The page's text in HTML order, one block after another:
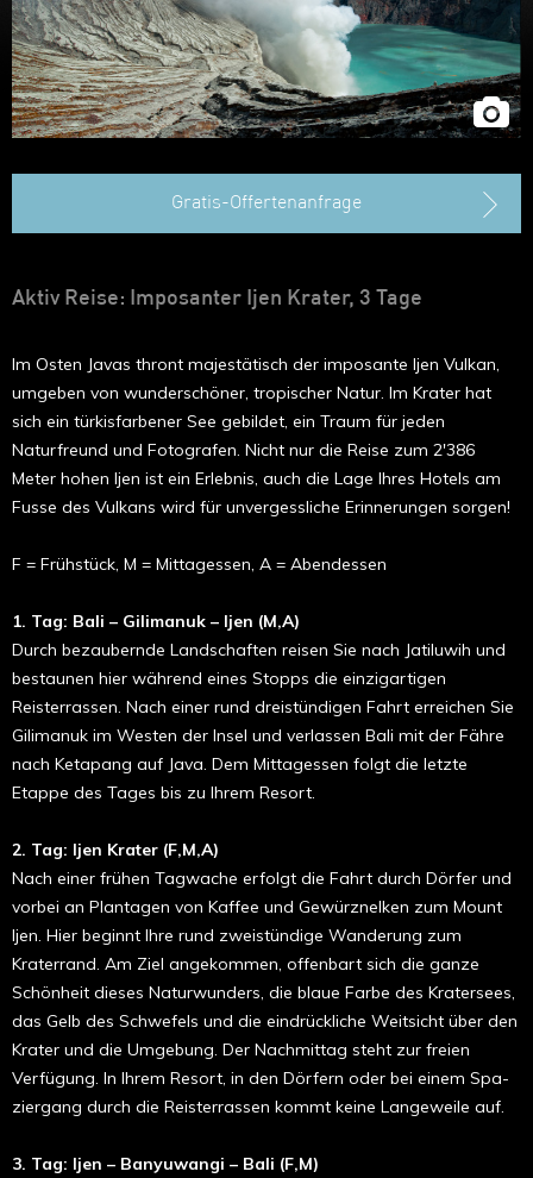
Gratis-Offertenanfrage
Aktiv Reise: Imposanter Ijen Krater, 3 Tage
Im Osten Javas thront majestätisch der imposante Ijen Vulkan,
umgeben von wunderschöner, tropischer Natur. Im Krater hat
sich ein türkisfarbener See gebildet, ein Traum für jeden
Naturfreund und Fotografen. Nicht nur die Reise zum 2'386
Meter hohen Ijen ist ein Erlebnis, auch die Lage Ihres Hotels am
Fusse des Vulkans wird für unvergessliche Erinnerungen sorgen!
F = Frühstück, M = Mittagessen, A = Abendessen
1. Tag: Bali – Gilimanuk – Ijen (M,A)
Durch bezaubernde Landschaften reisen Sie nach Jatiluwih und
bestaunen hier während eines Stopps die einzigartigen
Reisterrassen. Nach einer rund dreistündigen Fahrt erreichen Sie
Gilimanuk im Westen der Insel und verlassen Bali mit der Fähre
nach Ketapang auf Java. Dem Mittagessen folgt die letzte
Etappe des Tages bis zu Ihrem Resort.
2. Tag: Ijen Krater (F,M,A)
Nach einer frühen Tagwache erfolgt die Fahrt durch Dörfer und
vorbei an Plantagen von Kaffee und Gewürznelken zum Mount
Ijen. Hier beginnt Ihre rund zweistündige Wande­rung zum
Kraterrand. Am Ziel angekommen, offenbart sich die ganze
Schönheit dieses Naturwunders, die blaue Farbe des Krater­sees,
das Gelb des Schwefels und die eindrückliche Weitsicht über den
Krater und die Um­ge­bung. Der Nachmittag steht zur freien
Verfügung. In Ihrem Resort, in den Dörfern oder bei einem Spa­
ziergang durch die Reis­terrassen kommt keine Lan­ge­weile auf.
3. Tag: Ijen – Banyuwangi – Bali (F,M)